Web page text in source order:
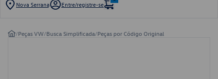
Nova Serrana Entre/registre-se
/Peças VW/Busca Simplificada/Peças por Código Original